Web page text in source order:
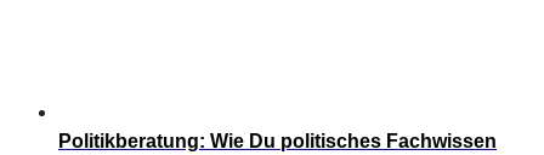
Politikberatung: Wie Du politisches Fachwissen